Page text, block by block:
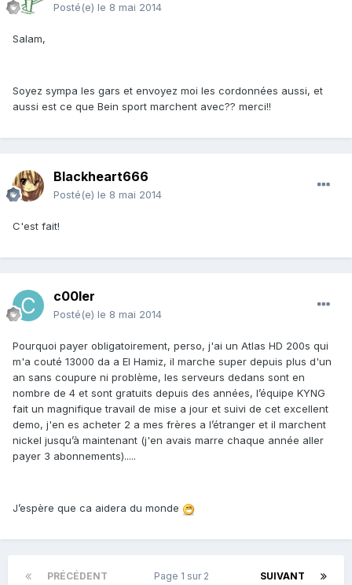
Posté(e) le 8 mai 2014
Salam,
Soyez sympa les gars et envoyez moi les cordonnées aussi, et
aussi est ce que Bein sport marchent avec?? merci!!
Blackheart666
Posté(e) le 8 mai 2014
C'est fait!
c00ler
Posté(e) le 8 mai 2014
Pourquoi payer obligatoirement, perso, j'ai un Atlas HD 200s qui
m'a couté 13000 da a El Hamiz, il marche super depuis plus d'un
an sans coupure ni problème, les serveurs dedans sont en
nombre de 4 et sont gratuits depuis des années, l’équipe KYNG
fait un magnifique travail de mise a jour et suivi de cet excellent
demo, j'en es acheter 2 a mes frères a l’étranger et il marchent
nickel jusqu’à maintenant (j'en avais marre chaque année aller
payer 3 abonnements).....
J’espère que ca aidera du monde
PRÉCÉDENT SUIVANT
Page 1 sur 2